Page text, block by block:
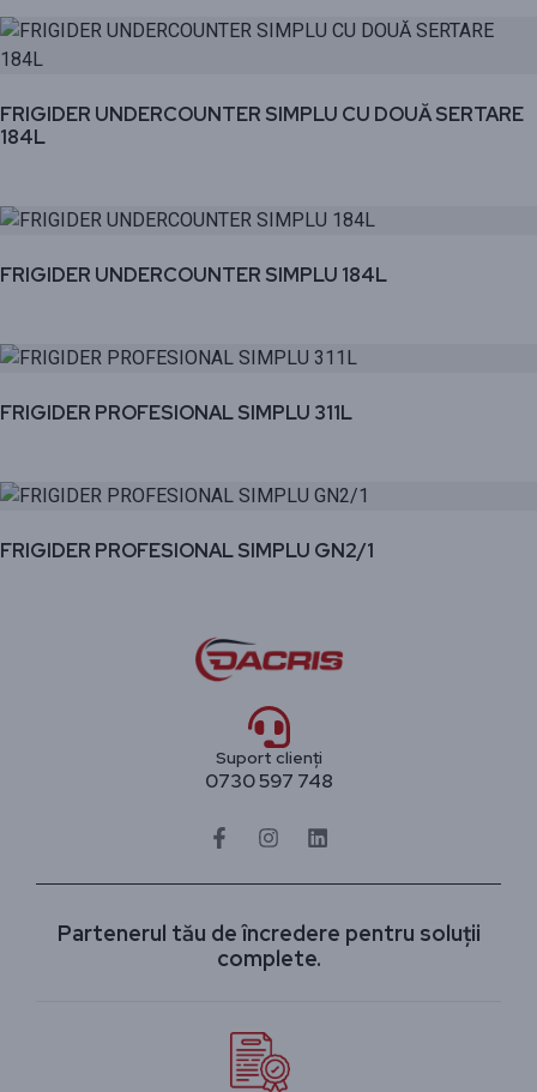
FRIGIDER UNDERCOUNTER SIMPLU CU DOUĂ SERTARE
184L
FRIGIDER UNDERCOUNTER SIMPLU 184L
FRIGIDER PROFESIONAL SIMPLU 311L
FRIGIDER PROFESIONAL SIMPLU GN2/1
Suport clienți
0730 597 748
Partenerul tău de încredere pentru soluții
complete.